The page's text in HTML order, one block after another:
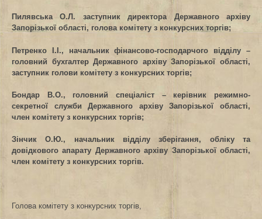
Пилявська О.Л. заступник директора Державного архіву
Запорізької області, голова комітету з конкурсних торгів;
Петренко І.І., начальник фінансово-господарчого відділу –
головний бухгалтер Державного архіву Запорізької області,
заступник голови комітету з конкурсних торгів;
Бондар В.О., головний спеціаліст – керівник режимно-
секретної служби Державного архіву Запорізької області,
член комітету з конкурсних торгів;
Зінчик О.Ю., начальник відділу зберігання, обліку та
довідкового апарату Державного архіву Запорізької області,
член комітету з конкурсних торгів.
Голова комітету з конкурсних торгів,